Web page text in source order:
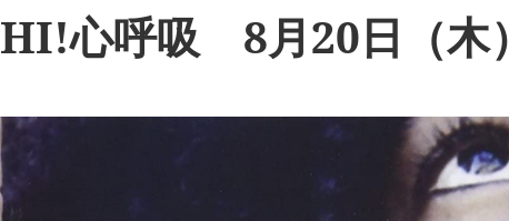
HI!心呼吸 8月20日（木）